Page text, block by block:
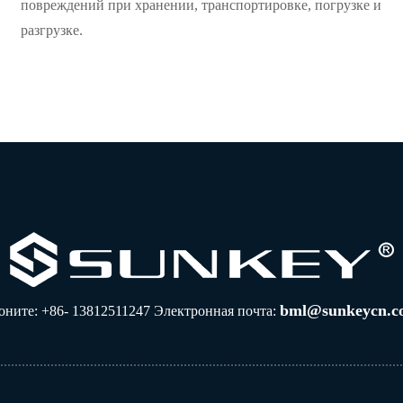
повреждений при хранении, транспортировке, погрузке и
разгрузке.
+86- 13812511247 Электронная почта: